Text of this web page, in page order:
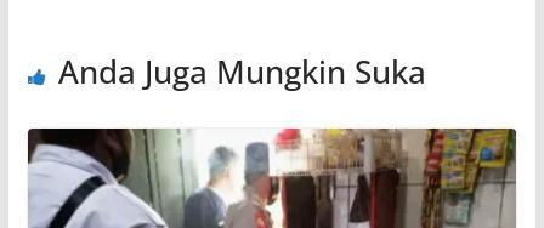
Anda Juga Mungkin Suka